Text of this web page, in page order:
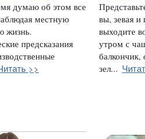
думаю об этом все
местную
жизнь.
предсказания
>>
вы, зевая и
выходите
утром с
зел...